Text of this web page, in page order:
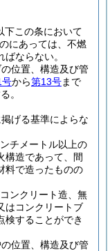
下この条において
にあっては、不燃
ならない。
位置、構造及び管
号から第13号まで
。
げる基準によらな
チメートル以上の
構造であって、間
料で造ったものの
ンクリート造、無
はコンクリートブ
検することができ
位置、構造及び管